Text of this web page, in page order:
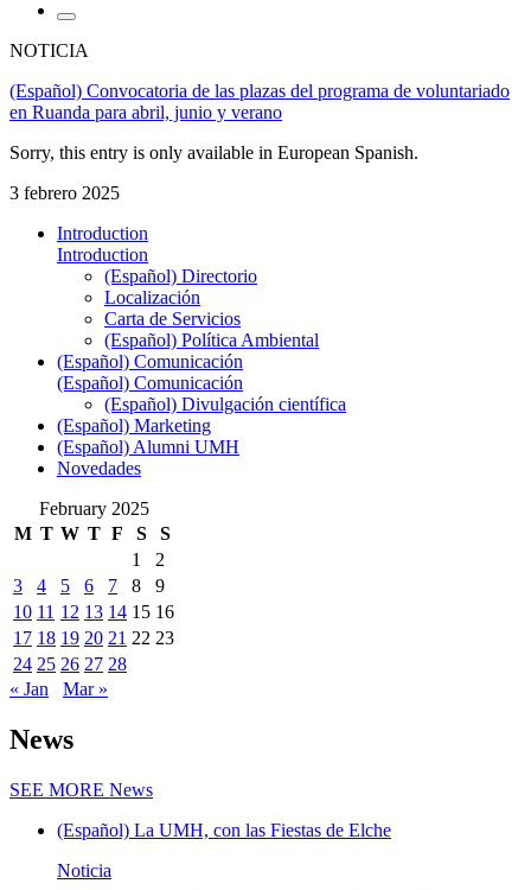
NOTICIA
(Español) Convocatoria de las plazas del programa de voluntariado
en Ruanda para abril, junio y verano
Sorry, this entry is only available in European Spanish.
3 febrero 2025
Introduction
Introduction
(Español) Directorio
Localización
Carta de Servicios
(Español) Política Ambiental
(Español) Comunicación
(Español) Comunicación
(Español) Divulgación científica
(Español) Marketing
(Español) Alumni UMH
Novedades
February 2025
M T W T F S
S
1
2
3
4 5 6 7 8
9
10 11 12 13 14 15 16
17 18 19 20 21 22 23
24 25 26 27 28
« Jan
Mar »
News
SEE MORE News
(Español) La UMH, con las Fiestas de Elche
Noticia